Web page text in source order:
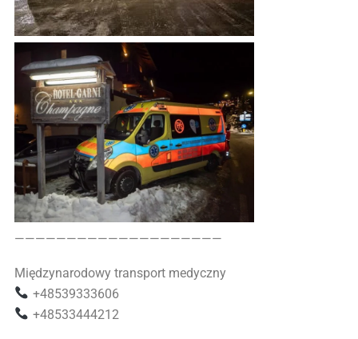
————————————————————
Międzynarodowy transport medyczny
+48539333606
+48533444212